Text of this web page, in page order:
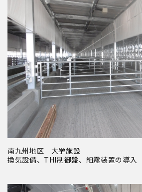
南九州地区 大学施設
換気設備、THI制御盤、細霧装置の導入